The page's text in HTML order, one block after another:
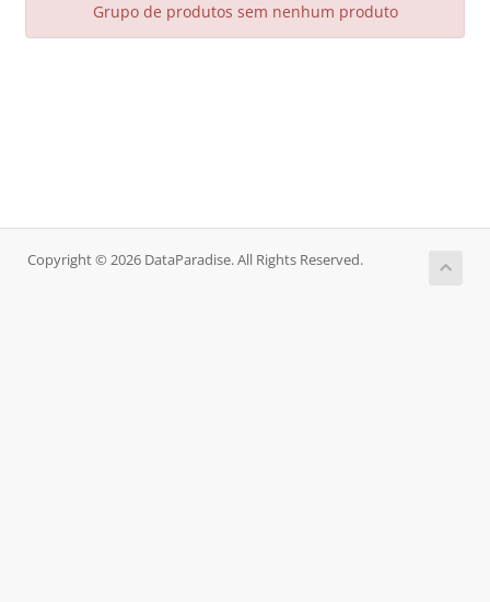
Grupo de produtos sem nenhum produto
Copyright © 2026 DataParadise. All Rights Reserved.